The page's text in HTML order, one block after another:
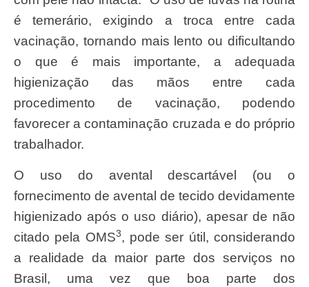
é temerário, exigindo a troca entre cada
vacinação, tornando mais lento ou dificultando
o que é mais importante, a adequada
higienização das mãos entre cada
procedimento de vacinação, podendo
favorecer a contaminação cruzada e do próprio
trabalhador.
O uso do avental descartável (ou o
fornecimento de avental de tecido devidamente
higienizado após o uso diário), apesar de não
citado pela OMS3, pode ser útil, considerando
a realidade da maior parte dos serviços no
Brasil, uma vez que boa parte dos